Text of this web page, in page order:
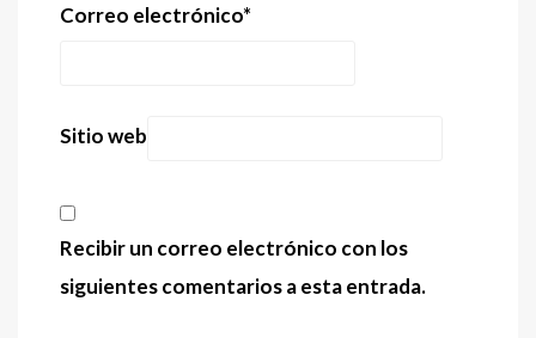
Correo electrónico*
Sitio web
Recibir un correo electrónico con los
siguientes comentarios a esta entrada.